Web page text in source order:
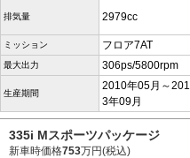
排気量 2979cc
ミッション フロア7AT
最大出力 306ps/5800rpm
生産期間
2010年05月～201
3年09月
335i Mスポーツパッケージ
新車時価格753万円(税込)